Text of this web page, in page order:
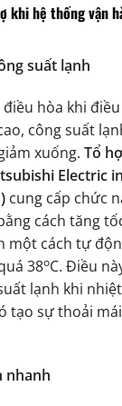
khi hệ thống vận
suất lạnh
hòa khi
công suất
xuống. Tổ
Electric
cung cấp chức
cách tăng
một cách tự
38oC. Điều
lạnh khi
tạo sự thoải
nhanh